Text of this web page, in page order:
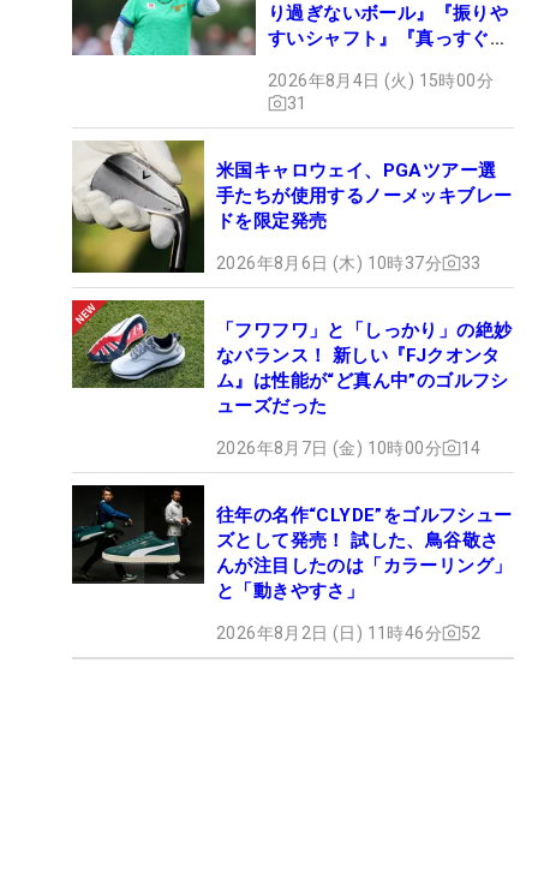
り過ぎないボール』『振りや
すいシャフト』『真っすぐ飛
セッティング
2026年8月4日 (火) 15時00分
31
米国キャロウェイ、PGAツアー選
手たちが使用するノーメッキブレー
ドを限定発売
2026年8月6日 (木) 10時37分 33
「フワフワ」と「しっかり」の絶妙
なバランス！ 新しい『FJクオンタ
ム』は性能が“ど真ん中”のゴルフシ
ューズだった
2026年8月7日 (金) 10時00分 14
往年の名作“CLYDE”をゴルフシュー
ズとして発売！ 試した、鳥谷敬さ
んが注目したのは「カラーリング」
と「動きやすさ」
2026年8月2日 (日) 11時46分 52